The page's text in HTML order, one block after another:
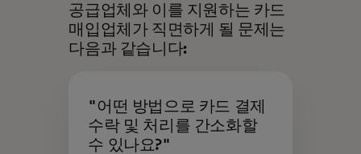
공급업체와 이를 지원하는 카드
매입업체가 직면하게 될 문제는
다음과 같습니다:
"어떤 방법으로 카드 결제
수락 및 처리를 간소화할
수 있나요?"